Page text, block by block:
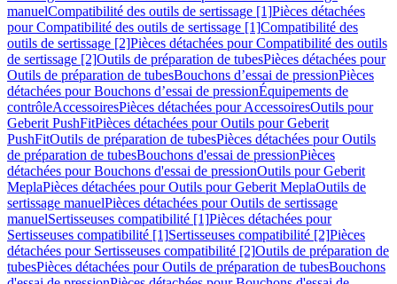
manuelCompatibilité des outils de sertissage [1]Pièces détachées
pour Compatibilité des outils de sertissage [1]Compatibilité des
outils de sertissage [2]Pièces détachées pour Compatibilité des outils
de sertissage [2]Outils de préparation de tubesPièces détachées pour
Outils de préparation de tubesBouchons d’essai de pressionPièces
détachées pour Bouchons d’essai de pressionÉquipements de
contrôleAccessoiresPièces détachées pour AccessoiresOutils pour
Geberit PushFitPièces détachées pour Outils pour Geberit
PushFitOutils de préparation de tubesPièces détachées pour Outils
de préparation de tubesBouchons d'essai de pressionPièces
détachées pour Bouchons d'essai de pressionOutils pour Geberit
MeplaPièces détachées pour Outils pour Geberit MeplaOutils de
sertissage manuelPièces détachées pour Outils de sertissage
manuelSertisseuses compatibilité [1]Pièces détachées pour
Sertisseuses compatibilité [1]Sertisseuses compatibilité [2]Pièces
détachées pour Sertisseuses compatibilité [2]Outils de préparation de
tubesPièces détachées pour Outils de préparation de tubesBouchons